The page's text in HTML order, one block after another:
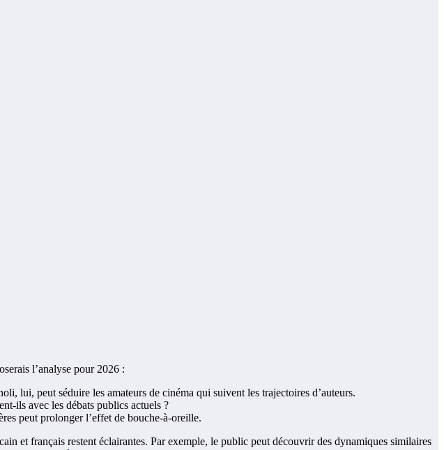
l’analyse pour 2026 :
lui, peut séduire les amateurs de cinéma qui suivent les trajectoires d’auteurs.
ils avec les débats publics actuels ?
peut prolonger l’effet de bouche-à-oreille.
et français restent éclairantes. Par exemple, le public peut découvrir des dynamiques similaires